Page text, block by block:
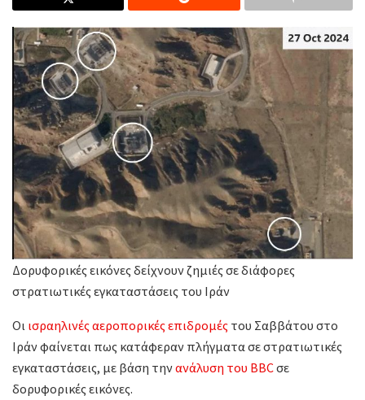
Δορυφορικές εικόνες δείχνουν ζημιές σε διάφορες
στρατιωτικές εγκαταστάσεις του Ιράν
Οι ισραηλινές αεροπορικές επιδρομές του Σαββάτου στο
Ιράν φαίνεται πως κατάφεραν πλήγματα σε στρατιωτικές
εγκαταστάσεις, με βάση τηνανάλυση του BBCσε
δορυφορικές εικόνες.